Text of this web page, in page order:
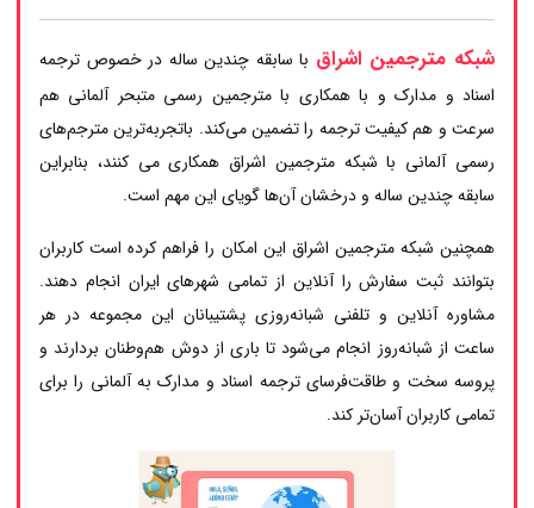
شبکه مترجمین اشراق با سابقه چندین ساله در خصوص ترجمه
اسناد و مدارک و با همکاری با مترجمین رسمی متبحر آلمانی هم
سرعت و هم کیفیت ترجمه را تضمین می‌کند. باتجربه‌ترین مترجم‌های
رسمی آلمانی با شبکه مترجمین اشراق همکاری می کنند، بنابراین
سابقه چندین ساله و درخشان آن‌ها گویای این مهم است.
همچنین شبکه مترجمین اشراق این امکان را فراهم کرده است کاربران
بتوانند ثبت سفارش را آنلاین از تمامی شهرهای ایران انجام دهند.
مشاوره آنلاین و تلفنی شبانه‌روزی پشتیبانان این مجموعه در هر
ساعت از شبانه‌روز انجام می‌شود تا باری از دوش هم‌وطنان بردارند و
پروسه سخت و طاقت‌فرسای ترجمه اسناد و مدارک به آلمانی را برای
تمامی کاربران آسان‌تر کند.